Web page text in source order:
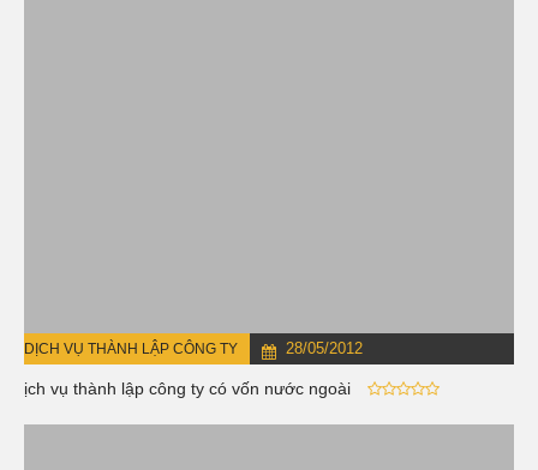
DỊCH VỤ THÀNH LẬP CÔNG TY 28/05/2012
Dịch vụ thành lập công ty có vốn nước ngoài